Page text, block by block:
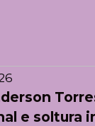
e soltura